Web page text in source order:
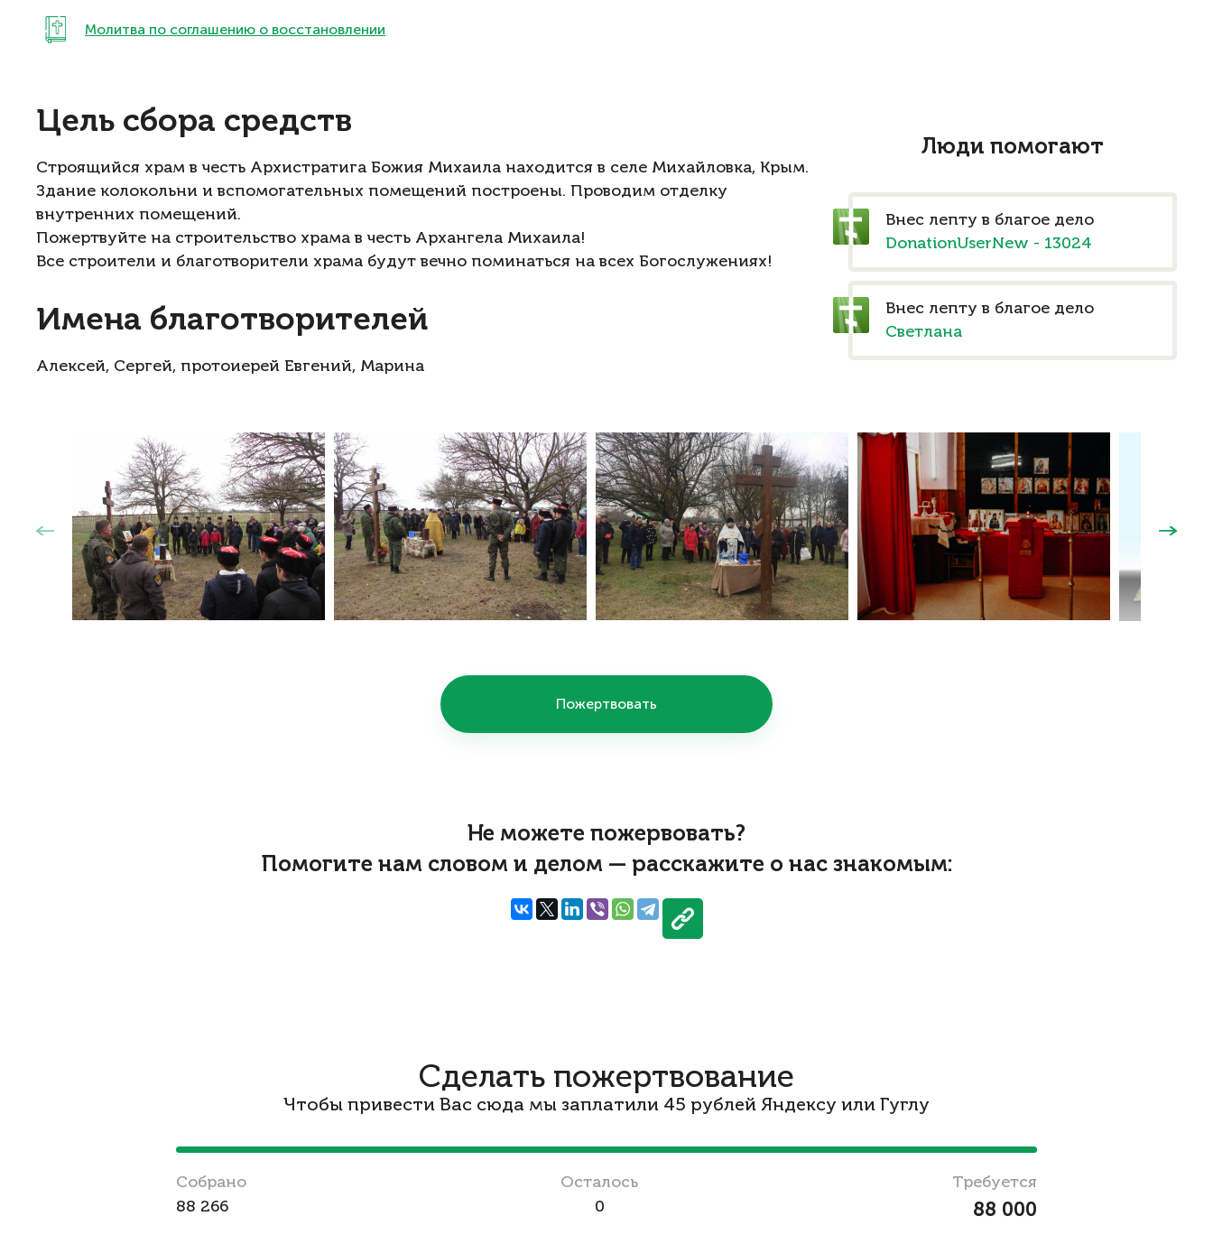
Молитва по соглашению о восстановлении
Цель сбора средств
Строящийся храм в честь Архистратига Божия Михаила находится в селе Михайловка, Крым.
Здание колокольни и вспомогательных помещений построены. Проводим отделку
внутренних помещений.
Пожертвуйте на строительство храма в честь Архангела Михаила!
Все строители и благотворители храма будут вечно поминаться на всех Богослужениях!
Имена благотворителей
Алексей, Сергей, протоиерей Евгений, Марина
Пожертвовать
Люди помогают
Внес лепту в благое дело
DonationUserNew - 13024
Внес лепту в благое дело
Светлана
Не можете пожервовать?
Помогите нам словом и делом — расскажите о нас знакомым:
Сделать пожертвование
Чтобы привести Вас сюда мы заплатили 45 рублей Яндексу или Гуглу
Cобрано
88 266
Осталось
0
Требуется
88 000